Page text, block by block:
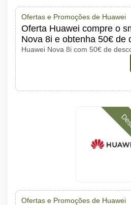
Ofertas e Promoções de Huawei
Oferta Huawei compre o
Nova 8i e obtenha 50€ de
Huawei Nova 8i com 50€ de
Ofertas e Promoções de Huawei